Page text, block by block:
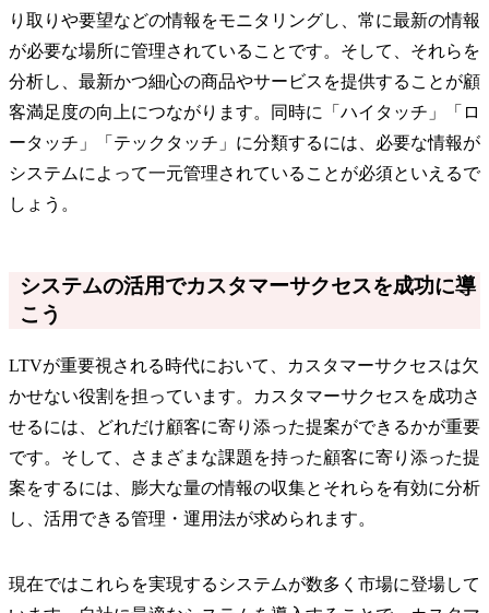
り取りや要望などの情報をモニタリングし、常に最新の情報
が必要な場所に管理されていることです。そして、それらを
分析し、最新かつ細心の商品やサービスを提供することが顧
客満足度の向上につながります。同時に「ハイタッチ」「ロ
ータッチ」「テックタッチ」に分類するには、必要な情報が
システムによって一元管理されていることが必須といえるで
しょう。
システムの活用でカスタマーサクセスを成功に導
こう
LTVが重要視される時代において、カスタマーサクセスは欠
かせない役割を担っています。カスタマーサクセスを成功さ
せるには、どれだけ顧客に寄り添った提案ができるかが重要
です。そして、さまざまな課題を持った顧客に寄り添った提
案をするには、膨大な量の情報の収集とそれらを有効に分析
し、活用できる管理・運用法が求められます。
現在ではこれらを実現するシステムが数多く市場に登場して